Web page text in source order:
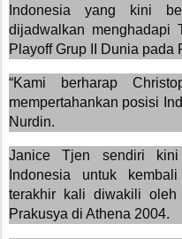
Indonesia yang kini
dijadwalkan menghadapi
Playoff Grup II Dunia pada
“Kami berharap
mempertahankan posisi
Nurdin.
Janice Tjen sendiri
Indonesia untuk
terakhir kali diwakili
Prakusya di Athena 2004.